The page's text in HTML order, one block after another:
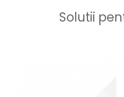
Solutii